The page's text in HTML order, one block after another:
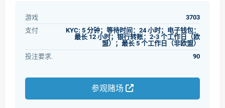
游戏
3703
支付
KYC: 5 分钟；等待时间：24 小时；电子钱包：
最长 12 小时；银行转账：2-3 个工作日（欧
盟）；最长 5 个工作日（非欧盟）
投注要求.
90
参观赌场